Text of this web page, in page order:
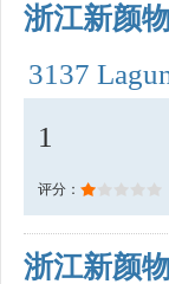
浙江新颜
3137
1
评分：
浙江新颜